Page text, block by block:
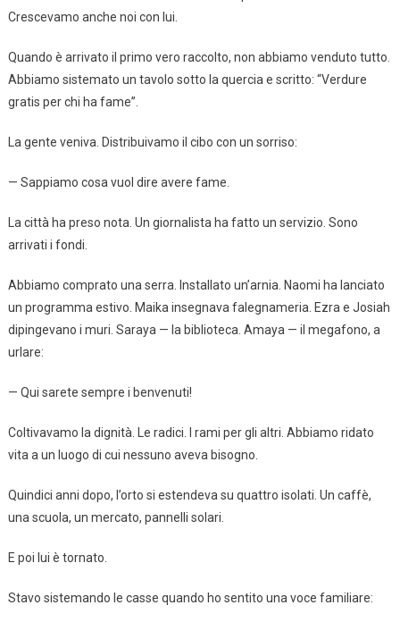
Crescevamo anche noi con lui.
Quando è arrivato il primo vero raccolto, non abbiamo venduto tutto.
Abbiamo sistemato un tavolo sotto la quercia e scritto: “Verdure
gratis per chi ha fame”.
La gente veniva. Distribuivamo il cibo con un sorriso:
— Sappiamo cosa vuol dire avere fame.
La città ha preso nota. Un giornalista ha fatto un servizio. Sono
arrivati i fondi.
Abbiamo comprato una serra. Installato un’arnia. Naomi ha lanciato
un programma estivo. Maika insegnava falegnameria. Ezra e Josiah
dipingevano i muri. Saraya — la biblioteca. Amaya — il megafono, a
urlare:
— Qui sarete sempre i benvenuti!
Coltivavamo la dignità. Le radici. I rami per gli altri. Abbiamo ridato
vita a un luogo di cui nessuno aveva bisogno.
Quindici anni dopo, l’orto si estendeva su quattro isolati. Un caffè,
una scuola, un mercato, pannelli solari.
E poi lui è tornato.
Stavo sistemando le casse quando ho sentito una voce familiare: